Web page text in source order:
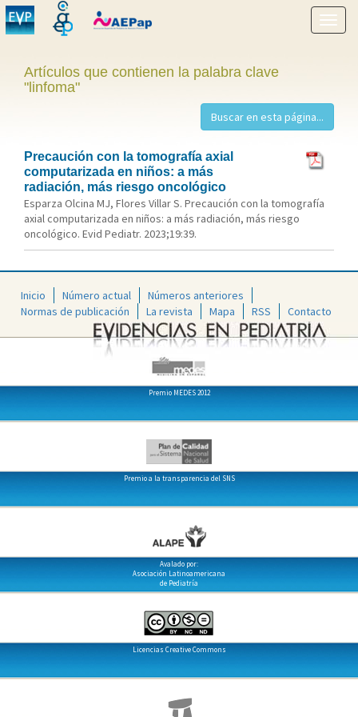
menú
Artículos que contienen la palabra clave
"linfoma"
Precaución con la tomografía axial
computarizada en niños: a más
radiación, más riesgo oncológico
Esparza Olcina MJ, Flores Villar S. Precaución con la tomografía
axial computarizada en niños: a más radiación, más riesgo
oncológico. Evid Pediatr. 2023;19:39.
Inicio Número actual
Números anteriores
Normas de publicación
La revista Mapa RSS Contacto
Premio MEDES 2012
Premio a la transparencia del SNS
Avalado por:
Asociación Latinoamericana
de Pediatría
Licencias Creative Commons